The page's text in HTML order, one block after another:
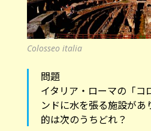
Colosseo italia
問題
イタリア・ローマの「コ
ンドに水を張る施設があ
的は次のうちどれ？